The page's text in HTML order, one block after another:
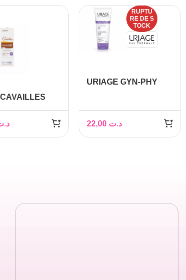
24H 50ML
RUPTU
RE DE S
TOCK
URIAGE GYN-PHY
SENSIBLES 200ML
د.ت